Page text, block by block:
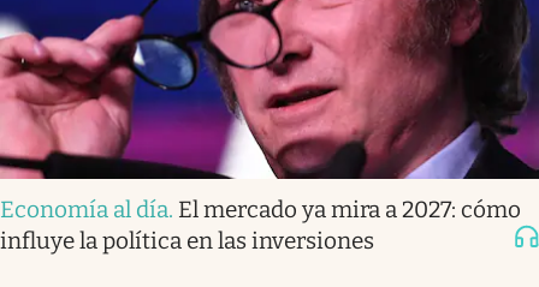
Economía al día. El mercado ya mira a 2027: cómo
influye la política en las inversiones